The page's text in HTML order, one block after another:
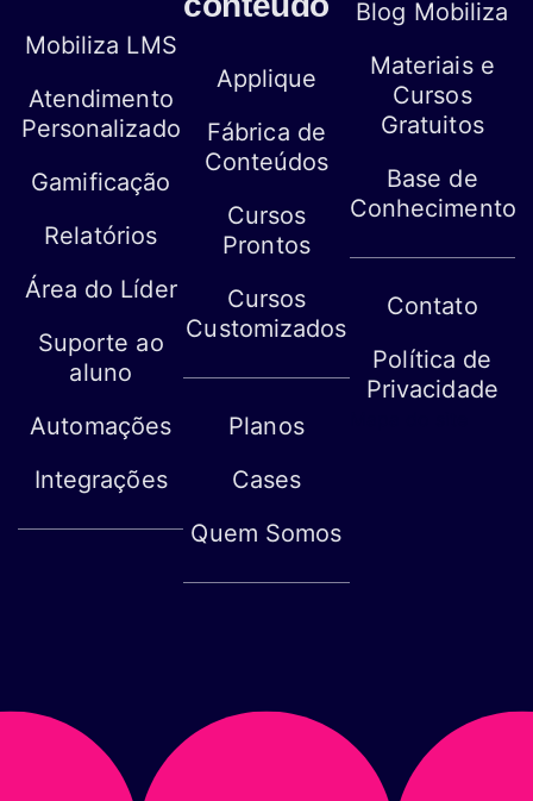
Mobiliza LMS
Atendimento
Personalizado
Gamificação
Relatórios
Área do Líder
Suporte ao
aluno
Automações
Integrações
Applique
Fábrica de
Conteúdos
Cursos
Prontos
Cursos
Customizados
Planos
Cases
Quem Somos
Blog Mobiliza
Materiais e
Cursos
Gratuitos
Base de
Conhecimento
Contato
Política de
Privacidade